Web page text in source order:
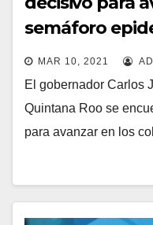
semáforo
Joaquín
MAR 10, 2021
El gobernador Carlos
Quintana Roo se
para avanzar en los